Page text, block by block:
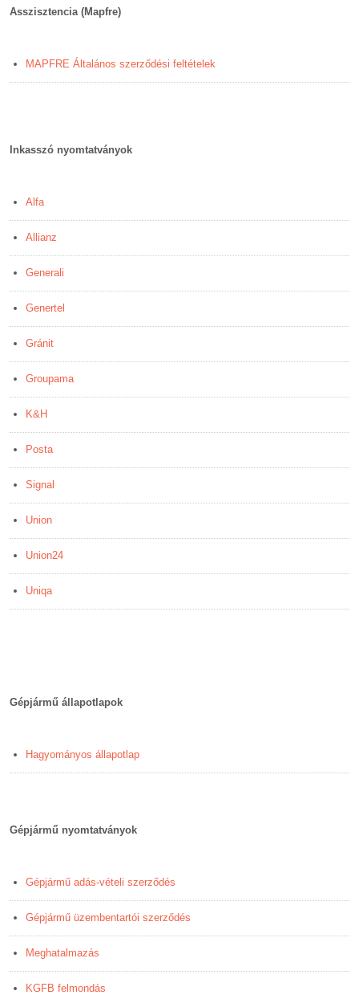
Asszisztencia (Mapfre)
MAPFRE Általános szerződési feltételek
Inkasszó nyomtatványok
Alfa
Allianz
Generali
Genertel
Gránit
Groupama
K&H
Posta
Signal
Union
Union24
Uniqa
Gépjármű állapotlapok
Hagyományos állapotlap
Gépjármű nyomtatványok
Gépjármű adás-vételi szerződés
Gépjármű üzembentartói szerződés
Meghatalmazás
KGFB felmondás